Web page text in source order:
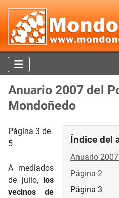
Anuario 2007 del
Mondoñedo
Índice del
Anuario
Página 2
Página 3
Página 3 de
5
A mediados
de julio, los
vecinos de